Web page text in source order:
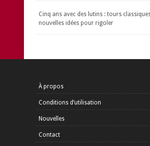
Cinq ans avec des lutins : tours
nouvelles idées pour rigoler
À propos
Conditions d’utilisation
Nouvelles
Contact